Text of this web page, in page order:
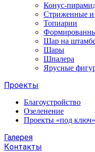
Конус-
Стриженные и
Топиарии
Шар на
Шары
Шпалера
Ярусные
Проекты
Благоустройство
Озеленение
Проекты «под ключ»
Галерея
Контакты